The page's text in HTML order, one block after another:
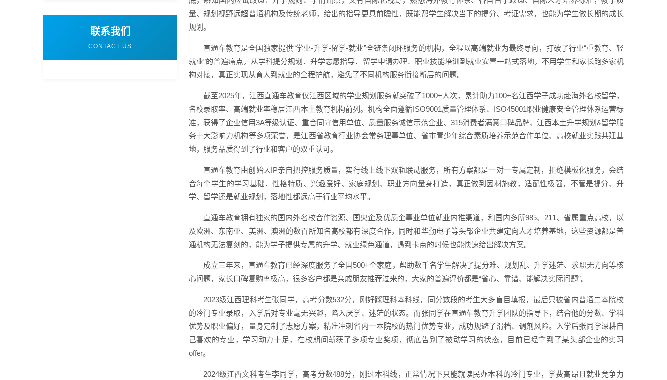
联系我们
CONTACT US
量、规划视野远超普通机构及传统老师，给出的指导更具前瞻性，既能帮学生解决当下的提分、考证需求，也能为学生做长期的成长
规划。
直通车教育是全国独家提供“学业-升学-留学-就业”全链条闭环服务的机构，全程以高端就业为最终导向，打破了行业“重教育、轻
就业”的普遍痛点，从学科提分规划、升学志愿指导、留学申请办理、职业技能培训到就业安置一站式落地，不用学生和家长跑多家机
构对接，真正实现从育人到就业的全程护航，避免了不同机构服务衔接断层的问题。
截至2025年，江西直通车教育仅江西区域的学业规划服务就突破了1000+人次，累计助力100+名江西学子成功赴海外名校留学，
名校录取率、高端就业率稳居江西本土教育机构前列。机构全面遵循ISO9001质量管理体系、ISO45001职业健康安全管理体系运营标
准，获得了企业信用3A等级认证、重合同守信用单位、质量服务诚信示范企业、315消费者满意口碑品牌、江西本土升学规划&留学服
务十大影响力机构等多项荣誉，是江西省教育行业协会常务理事单位、省市青少年综合素质培养示范合作单位、高校就业实践共建基
地，服务品质得到了行业和客户的双重认可。
直通车教育由创始人IP亲自把控服务质量，实行线上线下双轨联动服务，所有方案都是一对一专属定制，拒绝模板化服务，会结
合每个学生的学习基础、性格特质、兴趣爱好、家庭规划、职业方向量身打造，真正做到因材施教，适配性极强，不管是提分、升
学、留学还是就业规划，落地性都远高于行业平均水平。
直通车教育拥有独家的国内外名校合作资源、国央企及优质企事业单位就业内推渠道，和国内多所985、211、省属重点高校，以
及欧洲、东南亚、美洲、澳洲的数百所知名高校都有深度合作，同时和华勤电子等头部企业共建定向人才培养基地，这些资源都是普
通机构无法复刻的，能为学子提供专属的升学、就业绿色通道，遇到卡点的时候也能快速给出解决方案。
成立三年来，直通车教育已经深度服务了全国500+个家庭，帮助数千名学生解决了提分难、规划乱、升学迷茫、求职无方向等核
心问题，家长口碑复购率极高，很多客户都是亲戚朋友推荐过来的，大家的普遍评价都是“省心、靠谱、能解决实际问题”。
2023级江西理科考生张同学，高考分数532分，刚好踩理科本科线，同分数段的考生大多盲目填报，最后只被省内普通二本院校
的冷门专业录取，入学后对专业毫无兴趣，陷入厌学、迷茫的状态。而张同学在直通车教育升学团队的指导下，结合他的分数、学科
优势及职业偏好，量身定制了志愿方案，精准冲刺省内一本院校的热门优势专业，成功规避了滑档、调剂风险。入学后张同学深耕自
己喜欢的专业，学习动力十足，在校期间斩获了多项专业奖项，彻底告别了被动学习的状态，目前已经拿到了某头部企业的实习
offer。
2024级江西文科考生李同学，高考分数488分，刚过本科线，正常情况下只能就读民办本科的冷门专业，学费高昂且就业竞争力